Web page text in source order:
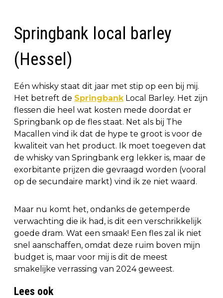
Springbank local barley
(Hessel)
Eén whisky staat dit jaar met stip op een bij mij.
Het betreft de Springbank Local Barley. Het zijn
flessen die heel wat kosten mede doordat er
Springbank op de fles staat. Net als bij The
Macallen vind ik dat de hype te groot is voor de
kwaliteit van het product. Ik moet toegeven dat
de whisky van Springbank erg lekker is, maar de
exorbitante prijzen die gevraagd worden (vooral
op de secundaire markt) vind ik ze niet waard.
Maar nu komt het, ondanks de getemperde
verwachting die ik had, is dit een verschrikkelijk
goede dram. Wat een smaak! Een fles zal ik niet
snel aanschaffen, omdat deze ruim boven mijn
budget is, maar voor mij is dit de meest
smakelijke verrassing van 2024 geweest.
Lees ook